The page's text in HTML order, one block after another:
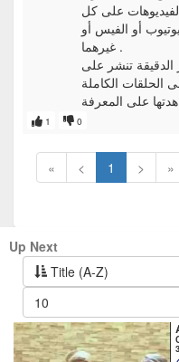
على كل
أو الفيس أو
غيرهما .
تنشر على
الحلقات الكاملة
على المعرفة
1 0
« < 1 >
»
Up Next
Title (A-Z)
10